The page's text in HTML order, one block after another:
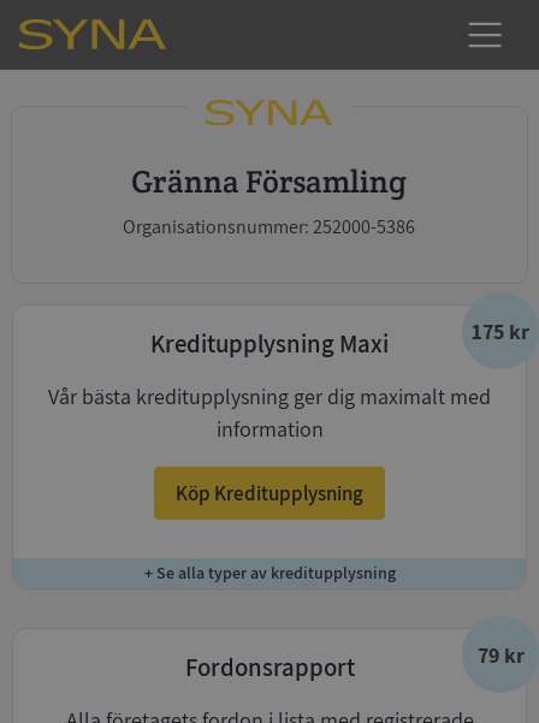
Gränna Församling
Organisationsnummer: 252000-5386
175 kr
Kreditupplysning Maxi
Vår bästa kreditupplysning ger dig maximalt med
information
Köp Kreditupplysning
+ Se alla typer av kreditupplysning
79 kr
Fordonsrapport